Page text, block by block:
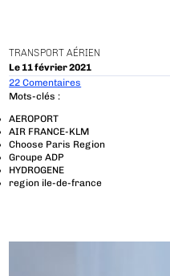
TRANSPORT AÉRIEN
Le 11 février 2021
22 Comentaires
Mots-clés :
AEROPORT
AIR FRANCE-KLM
Choose Paris Region
Groupe ADP
HYDROGENE
region ile-de-france